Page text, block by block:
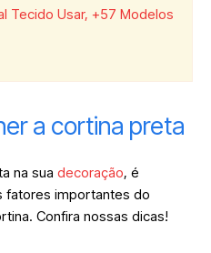
Tecido Usar, +57 Modelos
a cortina preta
na sua decoração, é
fatores importantes do
Confira nossas dicas!